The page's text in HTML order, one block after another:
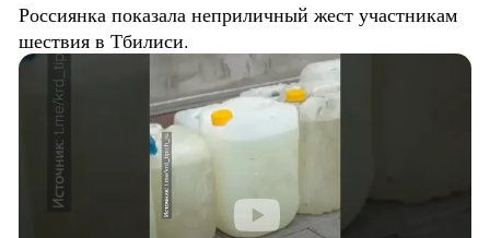
Россиянка показала неприличный жест участникам
шествия в Тбилиси.